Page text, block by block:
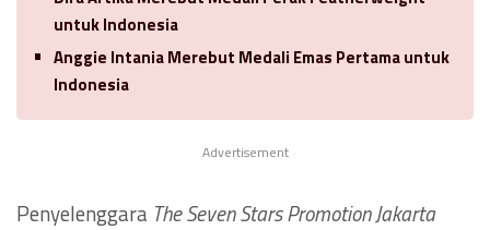
untuk Indonesia
Anggie Intania Merebut Medali Emas Pertama untuk
Indonesia
Advertisement
Penyelenggara The Seven Stars Promotion Jakarta